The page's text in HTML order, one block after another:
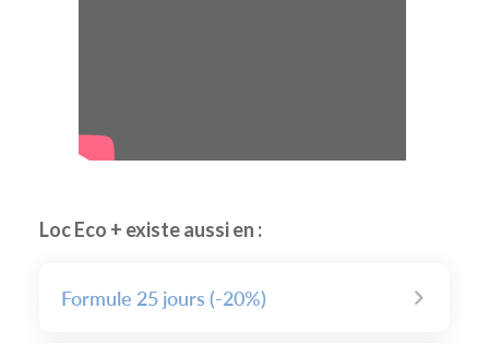
Loc Eco + existe aussi en :
Formule 25 jours (-20%)